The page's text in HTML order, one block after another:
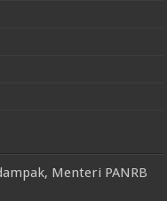
Menteri PANRB